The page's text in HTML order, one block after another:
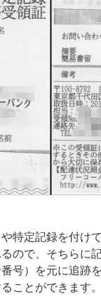
特定記録を付け
ので、そちらに
号）を元に追跡
ことができます。